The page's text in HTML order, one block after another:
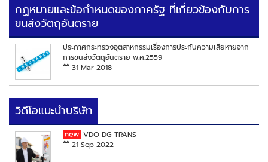
กฏหมายและข้อกำหนดของภาครัฐ ที่เกี่ยวข้องกับการ
ขนส่งวัตถุอันตราย
ประกาศกระทรวงอุตสาหกรรมเรื่องการประกันความเสียหายจาก
การขนส่งวัตถุอันตราย พ.ศ.2559
31 Mar 2018
วิดีโอแนะนำบริษัท
VDO DG TRANS
21 Sep 2022